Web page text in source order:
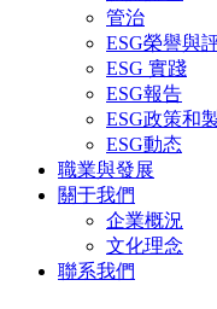
管治
ESG榮譽與
ESG 實踐
ESG報告
ESG政策和
ESG動态
職業與發展
關于我們
企業概況
文化理念
聯系我們